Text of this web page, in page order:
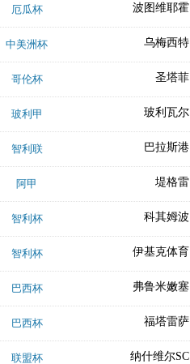
厄瓜杯 波图维耶霍
中美洲杯 乌梅西特
哥伦杯 圣塔菲
玻利甲 玻利瓦尔
智利联 巴拉斯港
阿甲 堤格雷
智利杯 科其姆波
智利杯 伊基克体育
巴西杯 弗鲁米嫩塞
巴西杯 福塔雷萨
联盟杯 纳什维尔SC